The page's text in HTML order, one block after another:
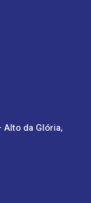
Alto da Glória,